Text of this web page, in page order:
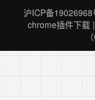
沪ICP备19026968
chrome插件下载 |